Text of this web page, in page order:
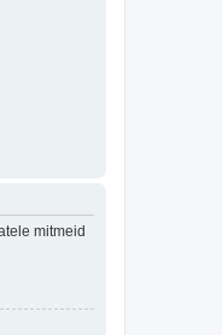
mitmeid